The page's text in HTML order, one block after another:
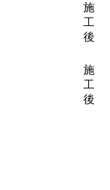
施
工
後
施
工
後